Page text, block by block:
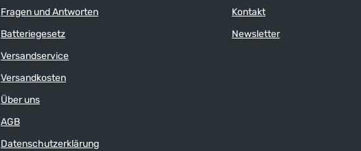
Fragen und Antworten
Batteriegesetz
Versandservice
Versandkosten
Über uns
AGB
Datenschutzerklärung
Kontakt
Newsletter